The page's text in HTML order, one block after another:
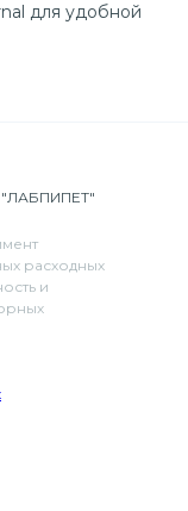
для удобной
расходных
и